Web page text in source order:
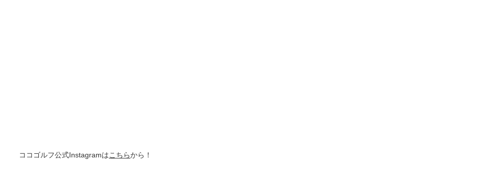
ココゴルフ公式Instagramはこちらから！